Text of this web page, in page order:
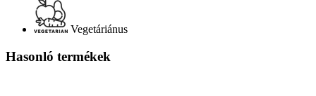
Vegetáriánus
Hasonló termékek